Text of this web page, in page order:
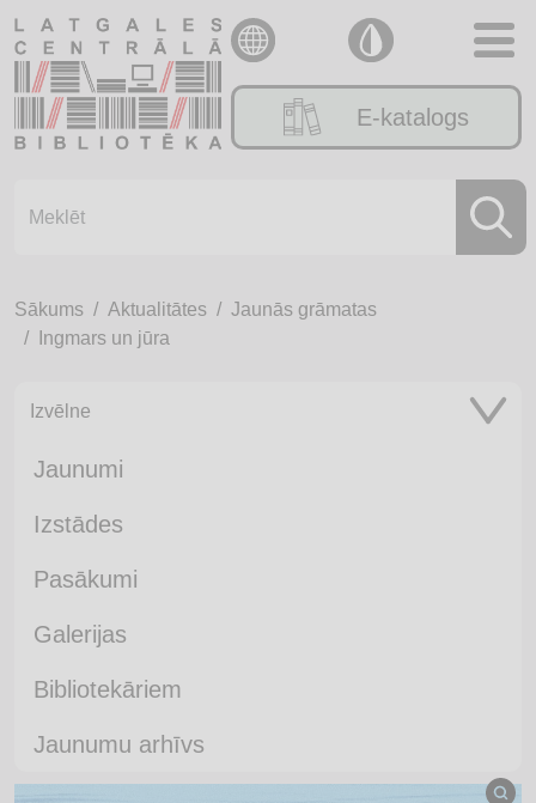
E-katalogs
Sākums Aktualitātes
Jaunās grāmatas
Ingmars un jūra
Izvēlne
Jaunumi
Izstādes
Pasākumi
Galerijas
Bibliotekāriem
Jaunumu arhīvs